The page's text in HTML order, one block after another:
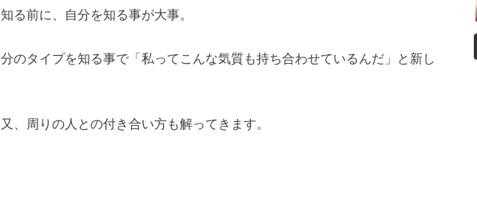
る前に、自分を知る事が大事。
のタイプを知る事で「私ってこんな気質も持ち合わせているんだ」と新し
、周りの人との付き合い方も解ってきます。